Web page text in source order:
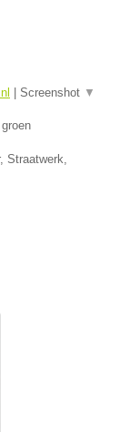
Screenshot ▼
Straatwerk,